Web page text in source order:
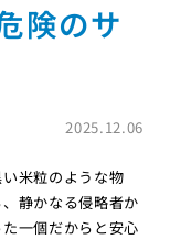
険のサ
2025.12.06
米粒のような物
静かなる侵略者か
一個だからと安心